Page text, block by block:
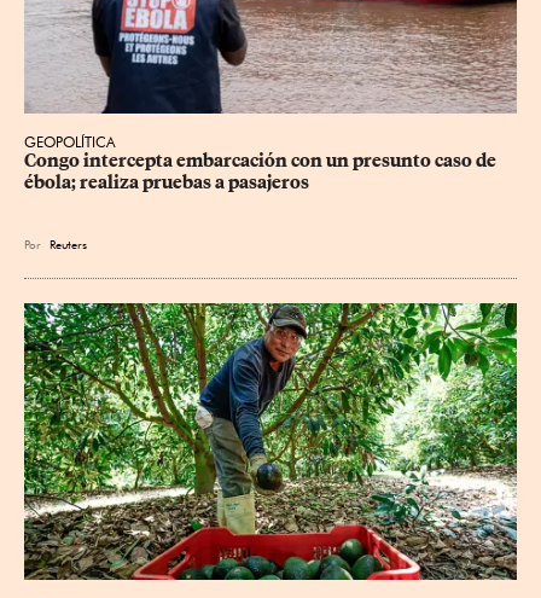
GEOPOLÍTICA
Congo intercepta embarcación con un presunto caso de
ébola; realiza pruebas a pasajeros
Por Reuters